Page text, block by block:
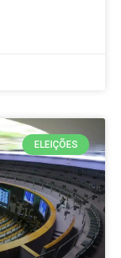
ELEIÇÕES